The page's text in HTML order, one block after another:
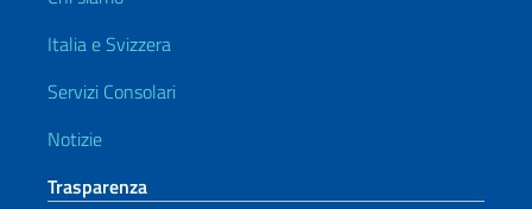
Italia e Svizzera
Servizi Consolari
Notizie
Trasparenza